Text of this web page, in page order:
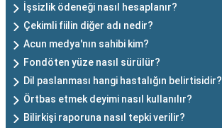
İşsizlik ödeneği nasıl hesaplanır?
Çekimli fiilin diğer adı nedir?
Acun medya'nın sahibi kim?
Fondöten yüze nasıl sürülür?
Dil paslanması hangi hastalığın belirtisidir?
Örtbas etmek deyimi nasıl kullanılır?
Bilirkişi raporuna nasıl tepki verilir?